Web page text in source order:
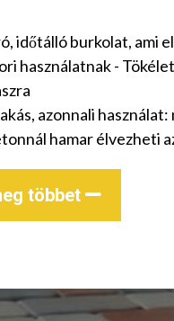
időtálló burkolat, ami
használatnak -
azonnali használat:
hamar élvezheti
többet